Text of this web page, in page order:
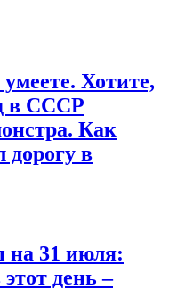
Хотите,
в СССР
Как
дорогу в
на 31 июля:
день –